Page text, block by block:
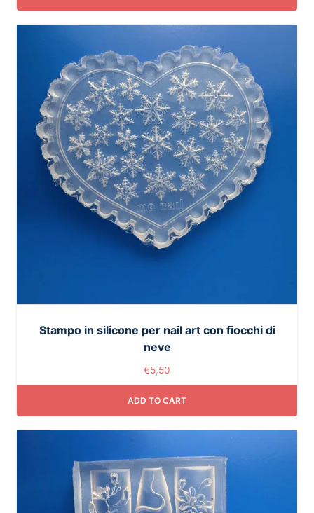
Stampo in silicone per nail art con fiocchi di
neve
€5,50
ADD TO CART